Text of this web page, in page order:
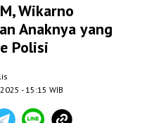
Wikarno
Anaknya yang
Polisi
- 15:15 WIB